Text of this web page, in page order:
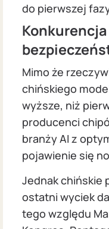
do pierwszej
Mimo że
chińskiego
wyższe, niż
producenci
branży AI z
pojawienie się
Jednak chińskie
ostatni wyciek
tego względu